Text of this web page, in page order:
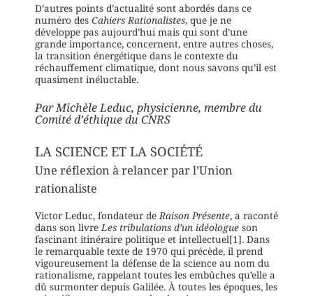
D’autres points d’actualité sont abordés dans ce
numéro des Cahiers Rationalistes, que je ne
développe pas aujourd’hui mais qui sont d’une
grande importance, concernent, entre autres choses,
la transition énergétique dans le contexte du
réchauffement climatique, dont nous savons qu’il est
quasiment inéluctable.
Par Michèle Leduc, physicienne, membre du
Comité d’éthique du CNRS
LA SCIENCE ET LA SOCIÉTÉ
Une réflexion à relancer par l’Union
rationaliste
Victor Leduc, fondateur deRaison Présente, a raconté
dans son livreLes tribulations d’un idéologue son
fascinant itinéraire politique et intellectuel[1]. Dans
le remarquable texte de 1970 qui précède, il prend
vigoureusement la défense de la science au nom du
rationalisme, rappelant toutes les embûches qu’elle a
dû surmonter depuis Galilée. À toutes les époques, les